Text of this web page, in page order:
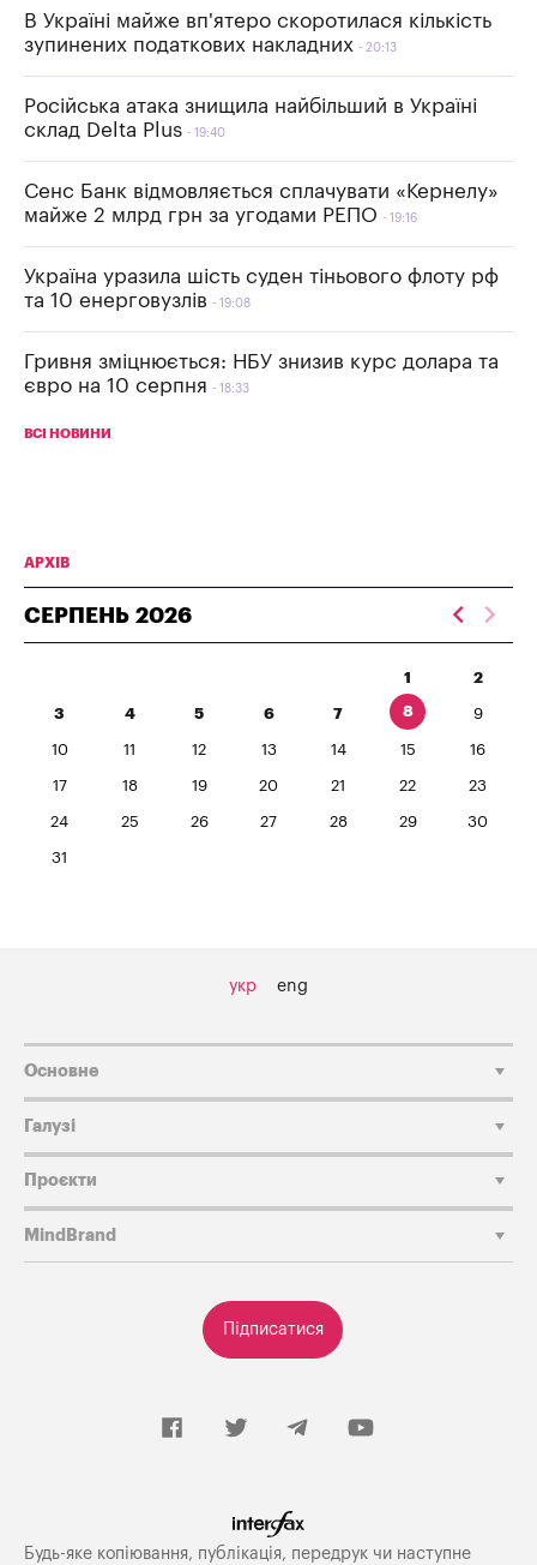
В Україні майже вп'ятеро скоротилася кількість
зупинених податкових накладних
20:13
Російська атака знищила найбільший в Україні
склад Delta Plus
19:40
Сенс Банк відмовляється сплачувати «Кернелу»
майже 2 млрд грн за угодами РЕПО
19:16
Україна уразила шість суден тіньового флоту рф
та 10 енерговузлів
19:08
Гривня зміцнюється: НБУ знизив курс долара та
євро на 10 серпня
18:33
ВСІ НОВИНИ
АРХІВ
СЕРПЕНЬ 2026
1 2
3 4 5 6 7 8 9
10 11 12 13 14 15 16
17 18 19 20 21 22 23
24 25 26 27 28 29 30
31
укр eng
Підписатися
Основне
Галузі
Проєкти
MindBrand
Будь-яке копiювання, публiкацiя, передрук чи наступне